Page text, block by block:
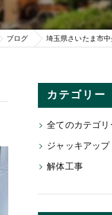
ブログ 埼玉県さいたま市
カテゴリー
全てのカテゴ
ジャッキアップ
解体工事